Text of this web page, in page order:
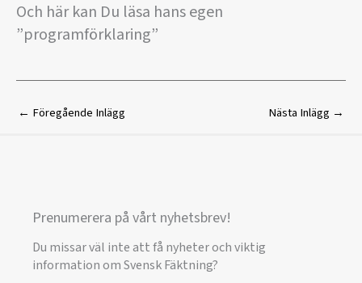
Och här kan Du läsa hans egen
”programförklaring”
← Föregående Inlägg Nästa Inlägg →
Prenumerera på vårt nyhetsbrev!
Du missar väl inte att få nyheter och viktig
information om Svensk Fäktning?